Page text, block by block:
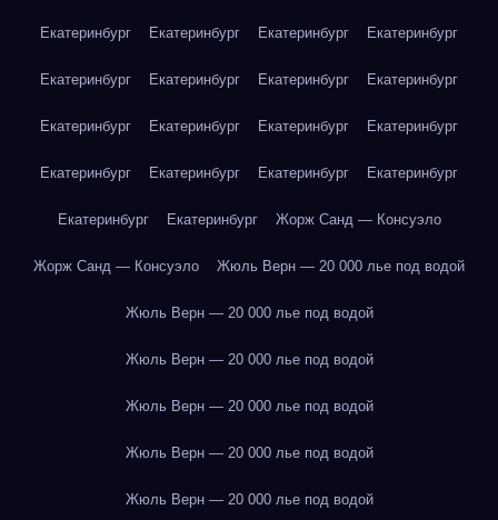
Екатеринбург Екатеринбург Екатеринбург Екатеринбург
Екатеринбург Екатеринбург Екатеринбург Екатеринбург
Екатеринбург Екатеринбург Екатеринбург Екатеринбург
Екатеринбург Екатеринбург Екатеринбург Екатеринбург
Екатеринбург Екатеринбург Жорж Санд — Консуэло
Жорж Санд — Консуэло Жюль Верн — 20 000 лье под водой
Жюль Верн — 20 000 лье под водой
Жюль Верн — 20 000 лье под водой
Жюль Верн — 20 000 лье под водой
Жюль Верн — 20 000 лье под водой
Жюль Верн — 20 000 лье под водой